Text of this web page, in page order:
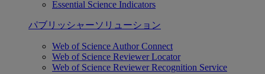
Essential Science Indicators
パブリッシャーソリューション
Web of Science Author Connect
Web of Science Reviewer Locator
Web of Science Reviewer Recognition Service